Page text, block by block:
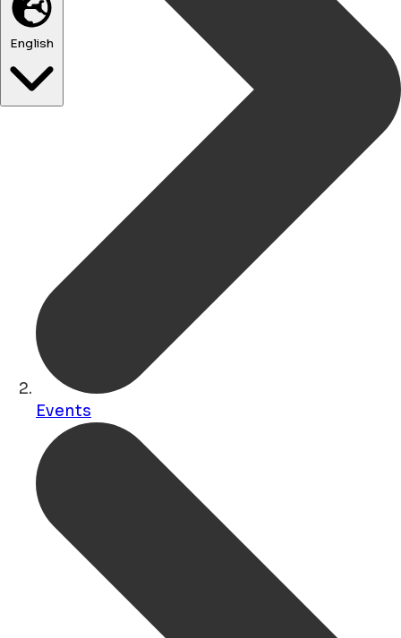
English
Events